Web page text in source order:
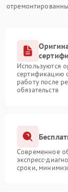
Используются
сертификацию
работу после
обязательств
Современное
экспресс-
сроки,